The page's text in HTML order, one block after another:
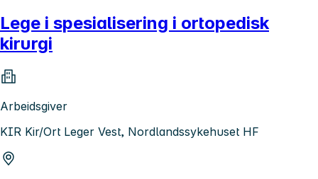
Lege i spesialisering i ortopedisk
kirurgi
Arbeidsgiver
KIR Kir/Ort Leger Vest, Nordlandssykehuset HF